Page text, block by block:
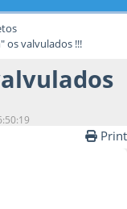
os valvulados !!!
Print